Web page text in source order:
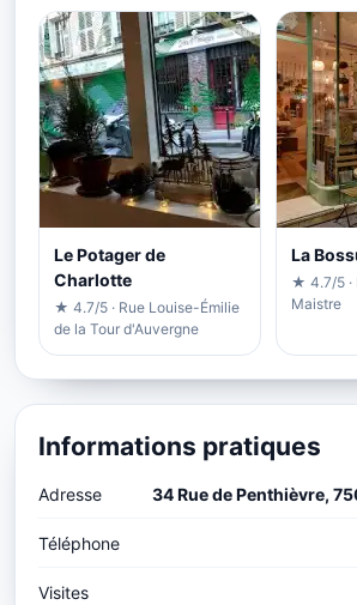
Le Potager de
Charlotte
★ 4.7/5 · Rue Louise-Émilie
de la Tour d'Auvergne
La
★ 4.7/5 ·
Maistre
Informations pratiques
Adresse 34 Rue de Penthièvre,
Téléphone
Visites